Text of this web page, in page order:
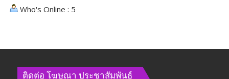
Who's Online : 5
ติดต่อ​ โฆษณา​ ประชาสัมพันธ์